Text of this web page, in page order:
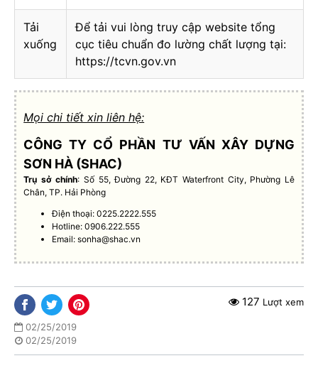
Tải
xuống
Để tải vui lòng truy cập website tổng
cục tiêu chuẩn đo lường chất lượng tại:
https://tcvn.gov.vn
Mọi chi tiết xin liên hệ:
CÔNG TY CỔ PHẦN TƯ VẤN XÂY DỰNG
SƠN HÀ (SHAC)
Trụ sở chính: Số 55, Đường 22, KĐT Waterfront City, Phường Lê
Chân, TP. Hải Phòng
Điện thoại: 0225.2222.555
Hotline: 0906.222.555
Email:sonha@shac.vn
02/25/2019
02/25/2019
127 Lượt xem